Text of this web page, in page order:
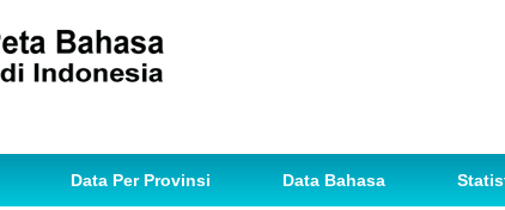
Data Per Provinsi Data Bahasa